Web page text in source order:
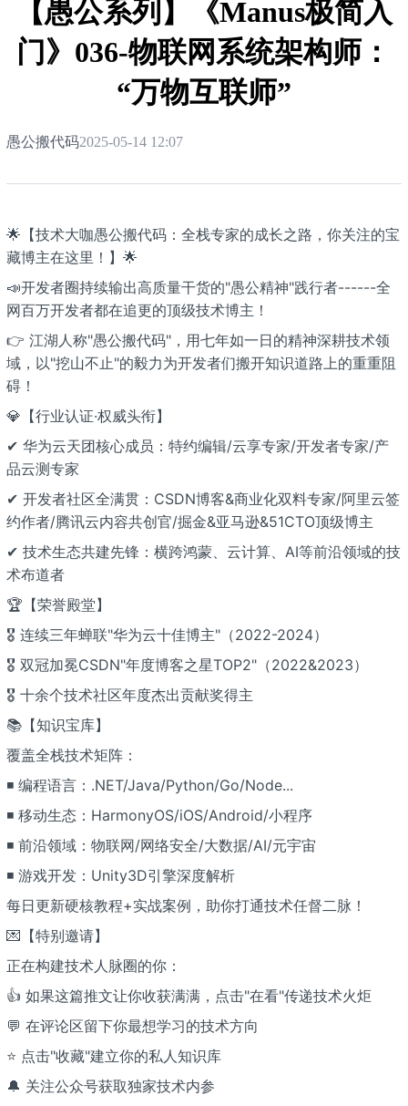
【愚公系列】《Manus极简入
门》036-物联网系统架构师：
“万物互联师”
愚公搬代码2025-05-14 12:07
🌟【技术大咖愚公搬代码：全栈专家的成长之路，你关注的宝
藏博主在这里！】🌟
📣开发者圈持续输出高质量干货的"愚公精神"践行者------全
网百万开发者都在追更的顶级技术博主！
👉 江湖人称"愚公搬代码"，用七年如一日的精神深耕技术领
域，以"挖山不止"的毅力为开发者们搬开知识道路上的重重阻
碍！
💎【行业认证·权威头衔】
✔ 华为云天团核心成员：特约编辑/云享专家/开发者专家/产
品云测专家
✔ 开发者社区全满贯：CSDN博客&商业化双料专家/阿里云签
约作者/腾讯云内容共创官/掘金&亚马逊&51CTO顶级博主
✔ 技术生态共建先锋：横跨鸿蒙、云计算、AI等前沿领域的技
术布道者
🏆【荣誉殿堂】
🎖 连续三年蝉联"华为云十佳博主"（2022-2024）
🎖 双冠加冕CSDN"年度博客之星TOP2"（2022&2023）
🎖 十余个技术社区年度杰出贡献奖得主
📚【知识宝库】
覆盖全栈技术矩阵：
◾ 编程语言：.NET/Java/Python/Go/Node...
◾ 移动生态：HarmonyOS/iOS/Android/小程序
◾ 前沿领域：物联网/网络安全/大数据/AI/元宇宙
◾ 游戏开发：Unity3D引擎深度解析
每日更新硬核教程+实战案例，助你打通技术任督二脉！
💌【特别邀请】
正在构建技术人脉圈的你：
👍 如果这篇推文让你收获满满，点击"在看"传递技术火炬
💬 在评论区留下你最想学习的技术方向
⭐ 点击"收藏"建立你的私人知识库
🔔 关注公众号获取独家技术内参